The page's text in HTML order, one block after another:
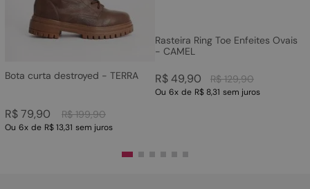
Bota curta destroyed - TERRA
R$ 199,90
R$79,90
Ou 6x de R$ 13,31 sem juros
Rasteira Ring Toe Enfeites Ovais
- CAMEL
R$ 129,90
R$49,90
Ou 6x de R$ 8,31 sem juros